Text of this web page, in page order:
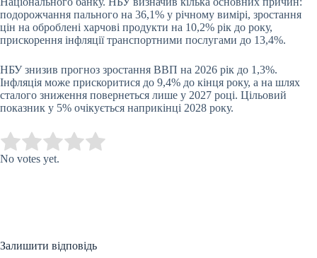
подорожчання пального на 36,1% у річному вимірі, зростання
цін на оброблені харчові продукти на 10,2% рік до року,
прискорення інфляції транспортними послугами до 13,4%.
НБУ знизив прогноз зростання ВВП на 2026 рік до 1,3%.
Інфляція може прискоритися до 9,4% до кінця року, а на шлях
сталого зниження повернеться лише у 2027 році. Цільовий
показник у 5% очікується наприкінці 2028 року.
Rate this item:
No votes yet.
Залишити відповідь